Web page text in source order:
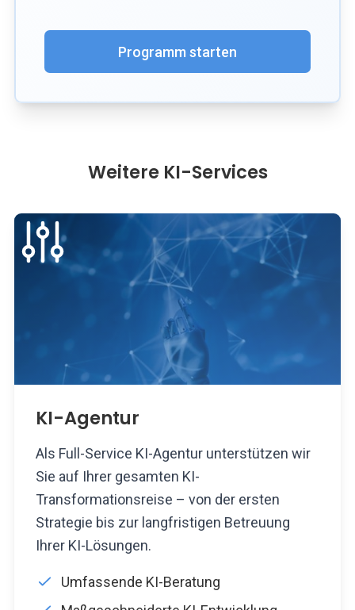
Programm starten
Weitere KI-Services
KI-Agentur
Als Full-Service KI-Agentur unterstützen wir
Sie auf Ihrer gesamten KI-
Transformationsreise – von der ersten
Strategie bis zur langfristigen Betreuung
Ihrer KI-Lösungen.
Umfassende KI-Beratung